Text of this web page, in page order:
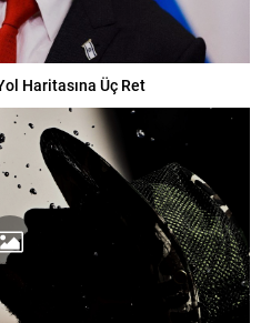
Haritasına Üç Ret